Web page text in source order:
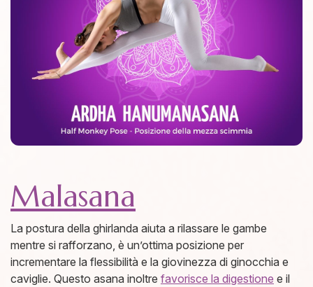
Malasana
La postura della ghirlanda aiuta a rilassare le gambe
mentre si rafforzano, è un’ottima posizione per
incrementare la flessibilità e la giovinezza di ginocchia e
caviglie. Questo asana inoltre favorisce la digestione e il